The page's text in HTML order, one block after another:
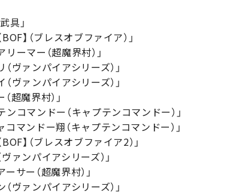
具」
】（ブレスオブファイア）」
ーマー（超魔界村）」
ヴァンパイアシリーズ）」
ヴァンパイアシリーズ）」
超魔界村）」
ンコマンドー（キャプテンコマンドー）」
コマンドー翔（キャプテンコマンドー）」
】（ブレスオブファイア2）」
ァンパイアシリーズ）」
サー（超魔界村）」
ヴァンパイアシリーズ）」